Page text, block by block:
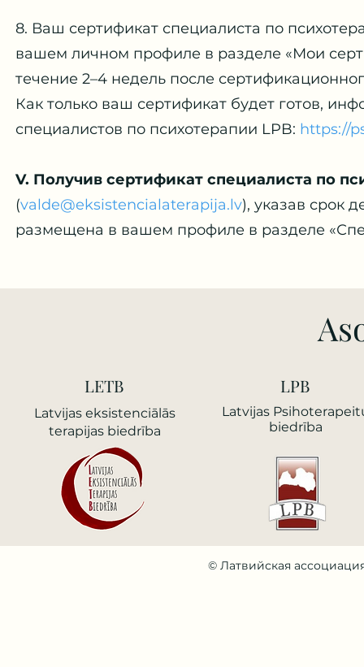
8. Ваш сертификат специалиста по
вашем личном профиле в разделе «Мои
течение 2–4 недель после
Как только ваш сертификат будет готов,
специалистов по психотерапии LPB: https://
V. Получив сертификат специалиста по
(valde@eksistencialaterapija.lv), указав срок
размещена в вашем профиле в разделе
LETB
Latvijas еksistenciālās
terapijas biedrība
LPB
Latvijas
biedrība
© Латвийская